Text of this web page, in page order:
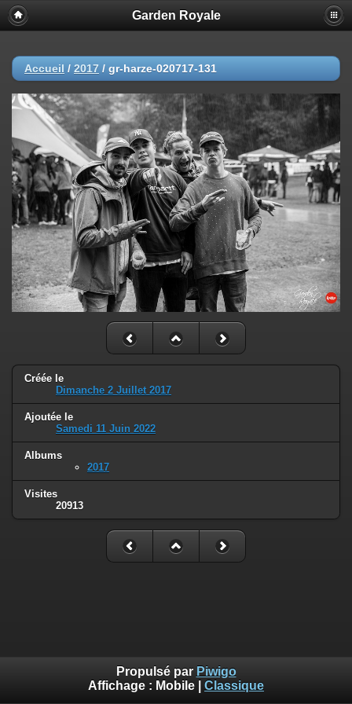
Garden Royale
Accueil / 2017 / gr-harze-020717-131
Créée le
Dimanche 2 Juillet 2017
Ajoutée le
Samedi 11 Juin 2022
Albums
2017
Visites
20913
Propulsé par Piwigo
Affichage : Mobile Classique